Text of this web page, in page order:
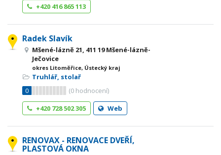
+420 416 865 113
Radek Slavík
Mšené-lázně 21, 411 19 Mšené-lázně-
Ječovice
okres Litoměřice, Ústecký kraj
Truhlář, stolař
0
(0 hodnocení)
+420 728 502 305
Web
RENOVAX - RENOVACE DVEŘÍ,
PLASTOVÁ OKNA